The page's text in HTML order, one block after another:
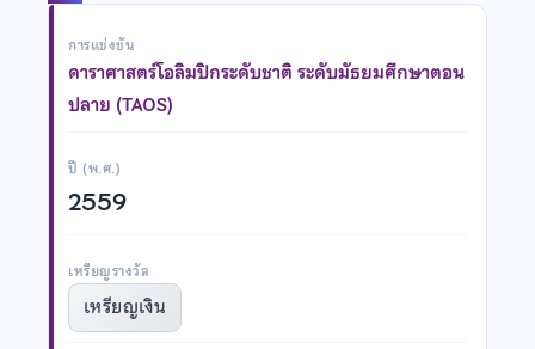
การแข่งขัน
ดาราศาสตร์โอลิมปิกระดับชาติ ระดับมัธยมศึกษาตอน
ปลาย (TAOS)
ปี (พ.ศ.)
2559
เหรียญรางวัล
เหรียญเงิน